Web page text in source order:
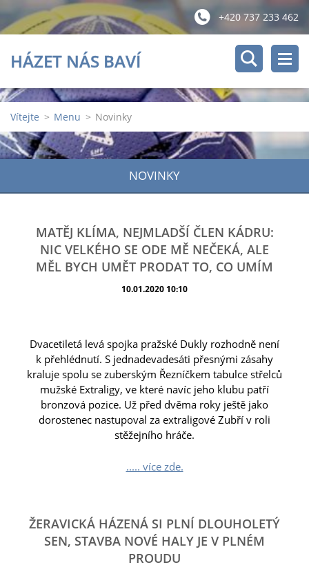
+420 737 233 462
HÁZET NÁS BAVÍ
Vítejte > Menu > Novinky
NOVINKY
MATĚJ KLÍMA, NEJMLADŠÍ ČLEN KÁDRU:
NIC VELKÉHO SE ODE MĚ NEČEKÁ, ALE
MĚL BYCH UMĚT PRODAT TO, CO UMÍM
10.01.2020 10:10
Dvacetiletá levá spojka pražské Dukly rozhodně není
k přehlédnutí. S jednadevadesáti přesnými zásahy
kraluje spolu se zuberským Řezníčkem tabulce střelců
mužské Extraligy, ve které navíc jeho klubu patří
bronzová pozice. Už před dvěma roky ještě jako
dorostenec nastupoval za extraligové Zubří v roli
stěžejního hráče.
..... více zde.
ŽERAVICKÁ HÁZENÁ SI PLNÍ DLOUHOLETÝ
SEN, STAVBA NOVÉ HALY JE V PLNÉM
PROUDU